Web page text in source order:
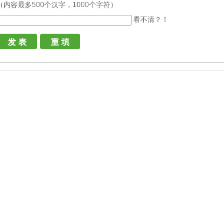
（内容最多500个汉字，1000个字符）
看不清？！